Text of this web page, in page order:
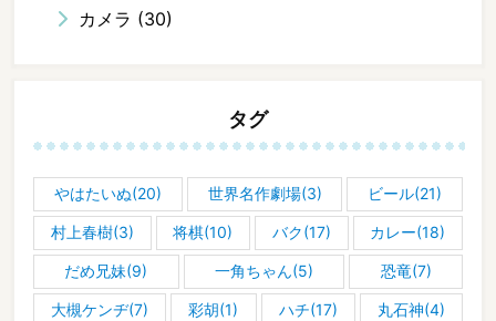
カメラ (30)
タグ
やはたいぬ(20) 世界名作劇場(3) ビール(21)
村上春樹(3) 将棋(10) バク(17) カレー(18)
だめ兄妹(9) 一角ちゃん(5) 恐竜(7)
大槻ケンヂ(7) 彩胡(1) ハチ(17) 丸石神(4)